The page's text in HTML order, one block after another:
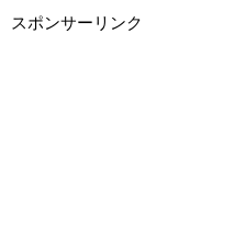
スポンサーリンク